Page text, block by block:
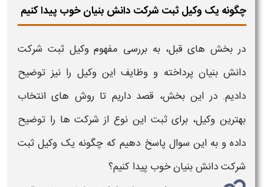
چگونه یک وکیل ثبت شرکت دانش بنیان خوب پیدا کنیم
در بخش های قبل، به بررسی مفهوموکیل ثبت شرکت
دانش بنیان پرداخته و وظایف این وکیل را نیز توضیح
دادیم. در این بخش، قصد داریم تا روش هایانتخاب
بهترین وکیل، برای ثبت این نوع از شرکت ها را توضیح
داده و به این سوال پاسخ دهیم که چگونه یک وکیل ثبت
شرکت دانش بنیان خوب پیدا کنیم؟